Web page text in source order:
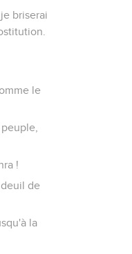
briserai
le
!
deuil de
la